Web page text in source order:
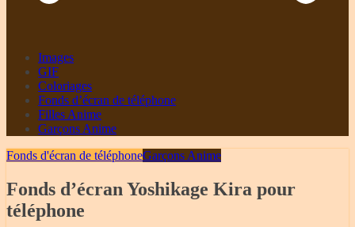
Images
GIF
Coloriages
Fonds d’écran de téléphone
Filles Anime
Garçons Anime
Fonds d'écran de téléphoneGarçons Anime
Fonds d’écran Yoshikage Kira pour
téléphone